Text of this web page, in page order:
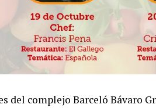
del complejo Barceló Bávaro